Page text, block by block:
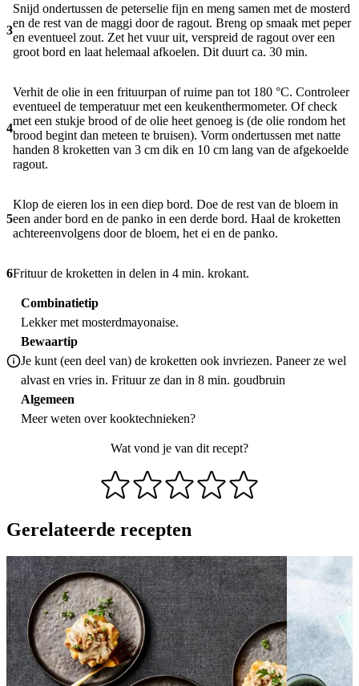
3
Snijd ondertussen de peterselie fijn en meng samen met de mosterd
en de rest van de maggi door de ragout. Breng op smaak met peper
en eventueel zout. Zet het vuur uit, verspreid de ragout over een
groot bord en laat helemaal afkoelen. Dit duurt ca. 30 min.
4
Verhit de olie in een frituurpan of ruime pan tot 180 °C. Controleer
eventueel de temperatuur met een keukenthermometer. Of check
met een stukje brood of de olie heet genoeg is (de olie rondom het
brood begint dan meteen te bruisen). Vorm ondertussen met natte
handen 8 kroketten van 3 cm dik en 10 cm lang van de afgekoelde
ragout.
5
Klop de eieren los in een diep bord. Doe de rest van de bloem in
een ander bord en de panko in een derde bord. Haal de kroketten
achtereenvolgens door de bloem, het ei en de panko.
6Frituur de kroketten in delen in 4 min. krokant.
Combinatietip
Lekker met mosterdmayonaise.
Bewaartip
Je kunt (een deel van) de kroketten ook invriezen. Paneer ze wel
alvast en vries in. Frituur ze dan in 8 min. goudbruin
Algemeen
Meer weten overkooktechnieken?
Wat vond je van dit recept?
Gerelateerde recepten